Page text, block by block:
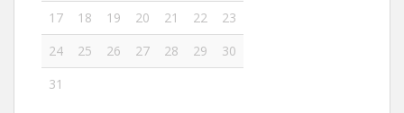
17
18 19 20 21 22
23
24
25 26 27 28 29
30
31